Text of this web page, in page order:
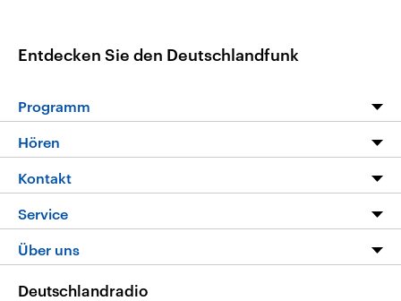
Entdecken Sie den Deutschlandfunk
Programm
Programm
Die Nachrichten
Nachrichtenleicht
Neue Beiträge auf dlf.de
Hören
Livestream
Podcasts
Deutschlandfunk App
Nachrichten App
Kontakt
Hörerservice
Service
FAQ
Über uns
Deutschlandradio